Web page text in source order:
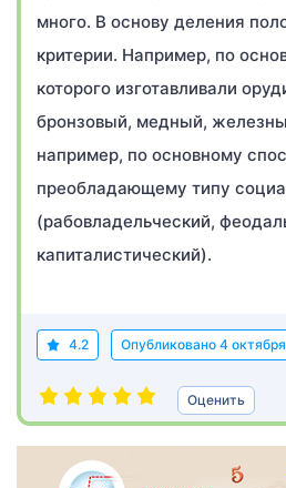
много. В основу деления
критерии. Например, по
которого изготавливали
бронзовый, медный,
например, по основному
преобладающему типу
(рабовладельческий,
капиталистический).
4.2 Опубликовано 4
Оценить